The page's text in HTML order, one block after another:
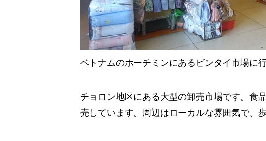
ベトナムのホーチミンにあるビンタイ市場に
チョロン地区にある大型の卸売市場です。食
売しています。周辺はローカルな雰囲気で、